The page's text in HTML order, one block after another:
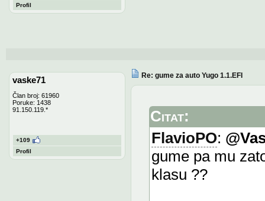
Profil
vaske71
Član broj: 61960
Poruke: 1438
91.150.119.*
+109
Profil
Re: gume za auto Yugo 1.1.EFI
Citat:
FlavioPO:
gume pa mu
klasu ??